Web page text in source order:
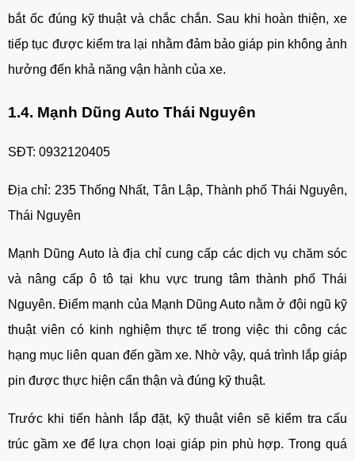
bắt ốc đúng kỹ thuật và chắc chắn. Sau khi hoàn thiện, xe
tiếp tục được kiểm tra lại nhằm đảm bảo giáp pin không ảnh
hưởng đến khả năng vận hành của xe.
1.4. Mạnh Dũng Auto Thái Nguyên
SĐT: 0932120405
Địa chỉ: 235 Thống Nhất, Tân Lập, Thành phố Thái Nguyên,
Thái Nguyên
Mạnh Dũng Auto là địa chỉ cung cấp các dịch vụ chăm sóc
và nâng cấp ô tô tại khu vực trung tâm thành phố Thái
Nguyên. Điểm mạnh của Mạnh Dũng Auto nằm ở đội ngũ kỹ
thuật viên có kinh nghiệm thực tế trong việc thi công các
hạng mục liên quan đến gầm xe. Nhờ vậy, quá trình lắp giáp
pin được thực hiện cẩn thận và đúng kỹ thuật.
Trước khi tiến hành lắp đặt, kỹ thuật viên sẽ kiểm tra cấu
trúc gầm xe để lựa chọn loại giáp pin phù hợp. Trong quá